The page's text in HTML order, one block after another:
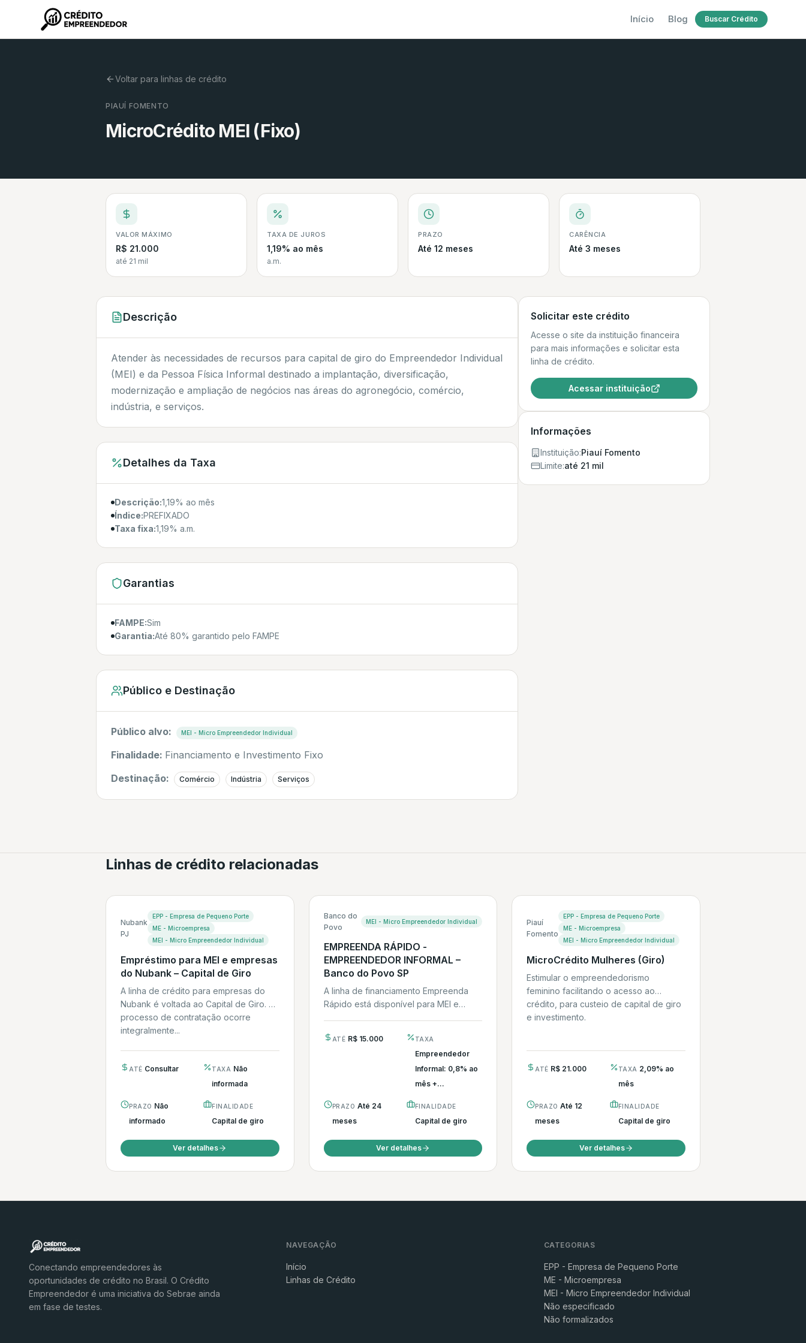
Início Blog Buscar Crédito
Voltar para linhas de crédito
PIAUÍ FOMENTO
MicroCrédito MEI (Fixo)
VALOR MÁXIMO
R$ 21.000
até 21 mil
TAXA DE JUROS
1,19% ao mês
a.m.
PRAZO
Até 12 meses
CARÊNCIA
Até 3 meses
Descrição
Atender às necessidades de recursos para capital de giro do Empreendedor Individual
(MEI) e da Pessoa Física Informal destinado a implantação, diversificação,
modernização e ampliação de negócios nas áreas do agronegócio, comércio,
indústria, e serviços.
Detalhes da Taxa
Descrição:1,19% ao mês
Índice:PREFIXADO
Taxa fixa:1,19% a.m.
Garantias
FAMPE:Sim
Garantia:Até 80% garantido pelo FAMPE
Público e Destinação
Público alvo: MEI - Micro Empreendedor Individual
Finalidade: Financiamento e Investimento Fixo
Destinação:
Comércio Indústria Serviços
Solicitar este crédito
Acesse o site da instituição financeira
para mais informações e solicitar esta
linha de crédito.
Acessar instituição
Informações
Instituição:Piauí Fomento
Limite:até 21 mil
Linhas de crédito relacionadas
Nubank
PJ
EPP - Empresa de Pequeno Porte
ME - Microempresa
MEI - Micro Empreendedor Individual
Empréstimo para MEI e empresas
do Nubank – Capital de Giro
A linha de crédito para empresas do
Nubank é voltada ao Capital de Giro. O
processo de contratação ocorre
integralmente...
ATÉ Consultar TAXA Não
informada
PRAZO Não
informado
FINALIDADE
Capital de giro
Ver detalhes
Banco do
Povo
MEI - Micro Empreendedor Individual
EMPREENDA RÁPIDO -
EMPREENDEDOR INFORMAL –
Banco do Povo SP
A linha de financiamento Empreenda
Rápido está disponível para MEI e
ATÉ R$ 15.000 TAXA
Empreendedor
Informal: 0,8% ao
mês +...
PRAZO Até 24
meses
FINALIDADE
Capital de giro
Ver detalhes
Piauí
Fomento
EPP - Empresa de Pequeno Porte
ME - Microempresa
MEI - Micro Empreendedor Individual
MicroCrédito Mulheres (Giro)
Estimular o empreendedorismo
feminino facilitando o acesso ao
crédito, para custeio de capital de giro
e investimento.
ATÉ R$ 21.000 TAXA 2,09% ao
mês
PRAZOAté 12
meses
FINALIDADE
Capital de giro
Ver detalhes
Conectando empreendedores às
oportunidades de crédito no Brasil. O Crédito
Empreendedor é uma iniciativa do Sebrae ainda
em fase de testes.
NAVEGAÇÃO
Início
Linhas de Crédito
CATEGORIAS
EPP - Empresa de Pequeno Porte
ME - Microempresa
MEI - Micro Empreendedor Individual
Não especificado
Não formalizados